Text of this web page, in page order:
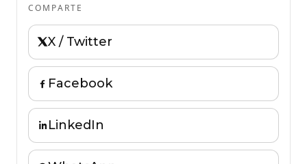
COMPARTE
X / Twitter
Facebook
LinkedIn